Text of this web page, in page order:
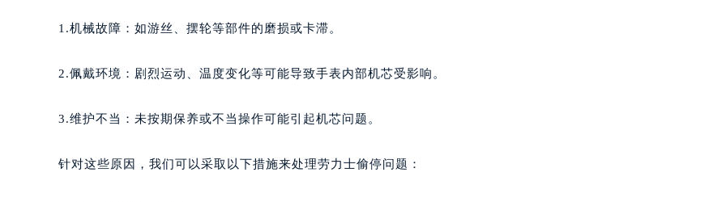
1.机械故障：如游丝、摆轮等部件的磨损或卡滞。
2.佩戴环境：剧烈运动、温度变化等可能导致手表内部机芯受影响。
3.维护不当：未按期保养或不当操作可能引起机芯问题。
针对这些原因，我们可以采取以下措施来处理劳力士偷停问题：